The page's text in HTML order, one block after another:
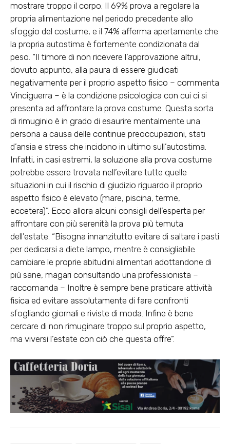
mostrare troppo il corpo. Il 69% prova a regolare la
propria alimentazione nel periodo precedente allo
sfoggio del costume, e il 74% afferma apertamente che
la propria autostima è fortemente condizionata dal
peso. “Il timore di non ricevere l’approvazione altrui,
dovuto appunto, alla paura di essere giudicati
negativamente per il proprio aspetto fisico – commenta
Vinciguerra – è la condizione psicologica con cui ci si
presenta ad affrontare la prova costume. Questa sorta
di rimuginio è in grado di esaurire mentalmente una
persona a causa delle continue preoccupazioni, stati
d’ansia e stress che incidono in ultimo sull’autostima.
Infatti, in casi estremi, la soluzione alla prova costume
potrebbe essere trovata nell’evitare tutte quelle
situazioni in cui il rischio di giudizio riguardo il proprio
aspetto fisico è elevato (mare, piscina, terme,
eccetera)”. Ecco allora alcuni consigli dell’esperta per
affrontare con più serenità la prova più temuta
dell’estate. “Bisogna innanzitutto evitare di saltare i pasti
per dedicarsi a diete lampo, mentre è consigliabile
cambiare le proprie abitudini alimentari adottandone di
più sane, magari consultando una professionista –
raccomanda – Inoltre è sempre bene praticare attività
fisica ed evitare assolutamente di fare confronti
sfogliando giornali e riviste di moda. Infine è bene
cercare di non rimuginare troppo sul proprio aspetto,
ma viversi l’estate con ciò che questa offre”.